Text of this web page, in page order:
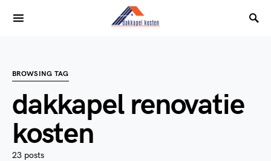
BROWSING TAG
dakkapel renovatie
kosten
23 posts